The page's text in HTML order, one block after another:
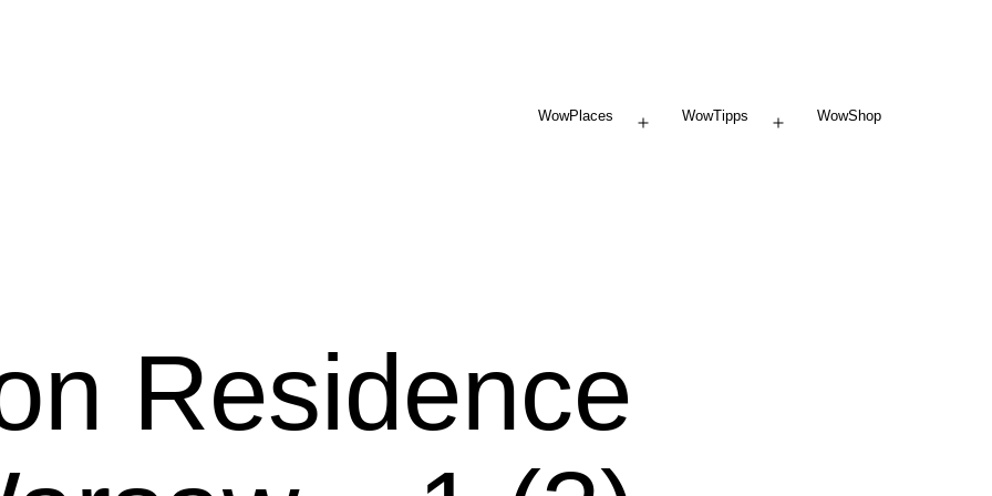
WowPlaces WowTipps WowShop
Residence